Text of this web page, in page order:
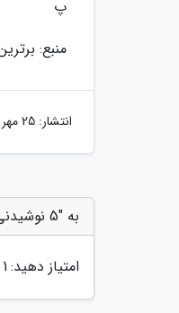
پ
منبع:
انتشار: 25 مهر 1403
به "5 نوشیدنی طبیعی مفید برای فشار خون بالا" امتیاز دهید
امتیاز دهید:1